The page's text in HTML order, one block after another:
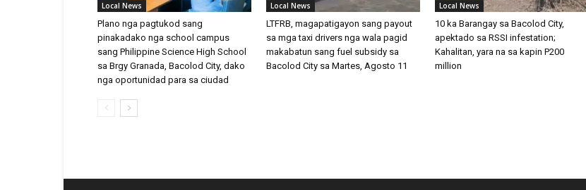
Local News
Plano nga pagtukod sang
pinakadako nga school campus
sang Philippine Science High School
sa Brgy Granada, Bacolod City, dako
nga oportunidad para sa ciudad
Local News
LTFRB, magapatigayon sang payout
sa mga taxi drivers nga wala pagid
makabatun sang fuel subsidy sa
Bacolod City sa Martes, Agosto 11
Local News
10 ka Barangay sa Bacolod City,
apektado sa RSSI infestation;
Kahalitan, yara na sa kapin P200
million